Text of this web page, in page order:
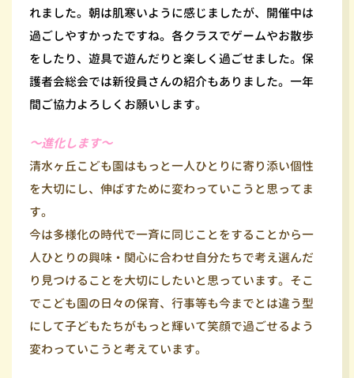
れました。朝は肌寒いように感じましたが、開催中は
過ごしやすかったですね。各クラスでゲームやお散歩
をしたり、遊具で遊んだりと楽しく過ごせました。保
護者会総会では新役員さんの紹介もありました。一年
間ご協力よろしくお願いします。
～進化します～
清水ヶ丘こども園はもっと一人ひとりに寄り添い個性
を大切にし、伸ばすために変わっていこうと思ってま
す。
今は多様化の時代で一斉に同じことをすることから一
人ひとりの興味・関心に合わせ自分たちで考え選んだ
り見つけることを大切にしたいと思っています。そこ
でこども園の日々の保育、行事等も今までとは違う型
にして子どもたちがもっと輝いて笑顔で過ごせるよう
変わっていこうと考えています。